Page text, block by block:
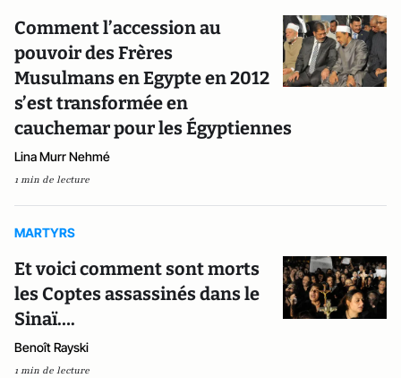
Comment l’accession au
pouvoir des Frères
Musulmans en Egypte en 2012
s’est transformée en
cauchemar pour les Égyptiennes
Lina Murr Nehmé
1 min de lecture
MARTYRS
Et voici comment sont morts
les Coptes assassinés dans le
Sinaï….
Benoît Rayski
1 min de lecture